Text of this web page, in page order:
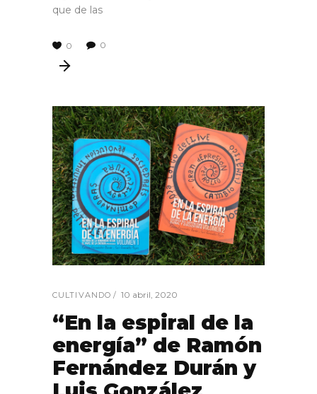
que de las
0 0
CULTIVANDO 10 abril, 2020
“En la espiral de la
energía” de Ramón
Fernández Durán y